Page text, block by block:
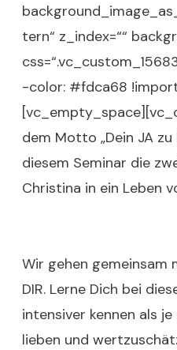
tern“ z_index=““
-color: #fdca68
dem Motto „Dein JA zu
diesem Seminar die
Christina in ein Leben
Wir gehen gemeinsam
DIR. Lerne Dich bei
intensiver kennen als
lieben und